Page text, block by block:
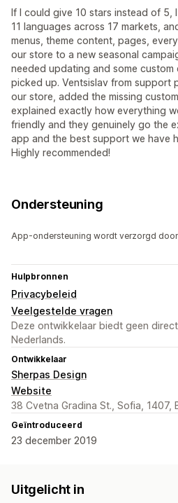
If I could give 10 stars instead of 5,
11 languages across 17 markets,
menus, theme content, pages,
our store to a new seasonal
needed updating and some
picked up. Ventsislav from support
our store, added the missing
explained exactly how everything
friendly and they genuinely go the
app and the best support we have
Highly recommended!
Ondersteuning
App-ondersteuning wordt verzorgd door
Hulpbronnen
Privacybeleid
Veelgestelde vragen
Deze ontwikkelaar biedt geen
Nederlands.
Ontwikkelaar
Sherpas Design
Website
38 Cvetna Gradina St., Sofia, 1407,
Geïntroduceerd
23 december 2019
Uitgelicht in